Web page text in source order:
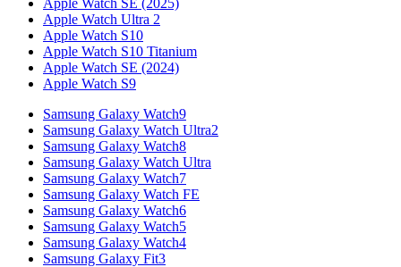
Apple Watch SE (2025)
Apple Watch Ultra 2
Apple Watch S10
Apple Watch S10 Titanium
Apple Watch SE (2024)
Apple Watch S9
Samsung Galaxy Watch9
Samsung Galaxy Watch Ultra2
Samsung Galaxy Watch8
Samsung Galaxy Watch Ultra
Samsung Galaxy Watch7
Samsung Galaxy Watch FE
Samsung Galaxy Watch6
Samsung Galaxy Watch5
Samsung Galaxy Watch4
Samsung Galaxy Fit3